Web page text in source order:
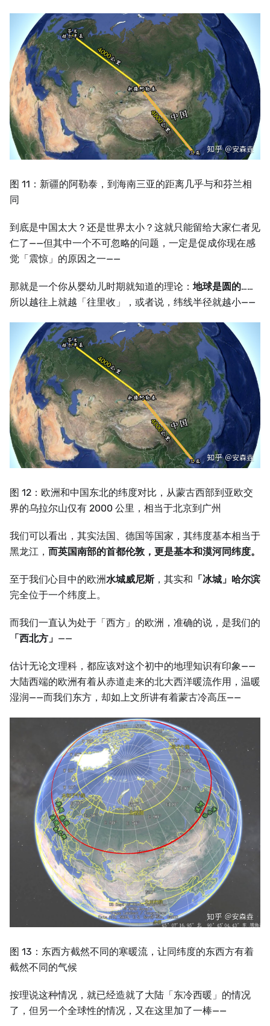
图 11：新疆的阿勒泰，到海南三亚的距离几乎与和芬兰相
同
到底是中国太大？还是世界太小？这就只能留给大家仁者见
仁了——但其中一个不可忽略的问题，一定是促成你现在感
觉「震惊」的原因之一——
那就是一个你从婴幼儿时期就知道的理论： 地球是圆的……
所以越往上就越「往里收」，或者说，纬线半径就越小——
图 12：欧洲和中国东北的纬度对比，从蒙古西部到亚欧交
界的乌拉尔山仅有 2000 公里，相当于北京到广州
我们可以看出，其实法国、德国等国家，其纬度基本相当于
黑龙江， 而英国南部的首都伦敦，更是基本和漠河同纬度。
至于我们心目中的欧洲水城威尼斯，其实和 「冰城」哈尔滨
完全位于一个纬度上。
而我们一直认为处于「西方」的欧洲，准确的说，是我们的
「西北方」 ——
估计无论文理科，都应该对这个初中的地理知识有印象——
大陆西端的欧洲有着从赤道走来的北大西洋暖流作用，温暖
湿润——而我们东方，却如上文所讲有着蒙古冷高压——
图 13：东西方截然不同的寒暖流，让同纬度的东西方有着
截然不同的气候
按理说这种情况，就已经造就了大陆「东冷西暖」的情况
了，但另一个全球性的情况，又在这里加了一棒——